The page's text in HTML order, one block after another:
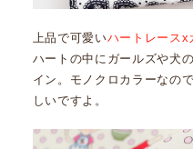
上品で可愛いハートレースx
ハートの中にガールズや犬
イン。モノクロカラーなの
しいですよ。